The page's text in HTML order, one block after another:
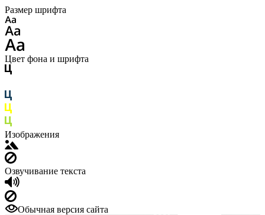
Размер шрифта
Цвет фона и шрифта
Изображения
Озвучивание текста
Обычная версия сайта